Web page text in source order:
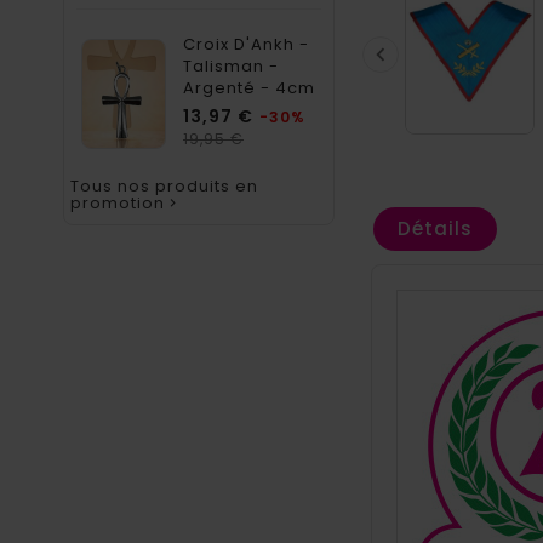
Croix D'Ankh -
Talisman -
Argenté - 4cm
13,97 € Prix
-30%
19,95 €Prix
Tous nos produits en
promotion 

Détails